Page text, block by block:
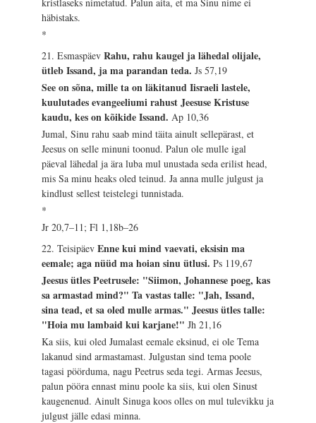
häbistaks.
*
21. EsmaspäevRahu, rahu kaugel ja lähedal olijale,
ütleb Issand, ja ma parandan teda.Js 57,19
See on sõna, mille ta on läkitanud Iisraeli lastele,
kuulutades evangeeliumi rahust Jeesuse Kristuse
kaudu, kes on kõikide Issand.Ap 10,36
Jumal, Sinu rahu saab mind täita ainult sellepärast, et
Jeesus on selle minuni toonud. Palun ole mulle igal
päeval lähedal ja ära luba mul unustada seda erilist head,
mis Sa minu heaks oled teinud. Ja anna mulle julgust ja
kindlust sellest teistelegi tunnistada.
*
Jr 20,7–11; Fl 1,18b–26
22. TeisipäevEnne kui mind vaevati, eksisin ma
eemale; aga nüüd ma hoian sinu ütlusi.Ps 119,67
Jeesus ütles Peetrusele: "Siimon, Johannese poeg, kas
sa armastad mind?" Ta vastas talle: "Jah, Issand,
sina tead, et sa oled mulle armas." Jeesus ütles talle:
"Hoia mu lambaid kui karjane!"Jh 21,16
Ka siis, kui oled Jumalast eemale eksinud, ei ole Tema
lakanud sind armastamast. Julgustan sind tema poole
tagasi pöörduma, nagu Peetrus seda tegi. Armas Jeesus,
palun pööra ennast minu poole ka siis, kui olen Sinust
kaugenenud. Ainult Sinuga koos olles on mul tulevikku ja
julgust jälle edasi minna.